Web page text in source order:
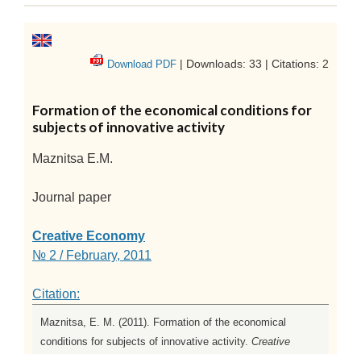
Download PDF | Downloads: 33 | Citations: 2
Formation of the economical conditions for
subjects of innovative activity
Maznitsa E.M.
Journal paper
Creative Economy
№ 2 / February, 2011
Citation:
Maznitsa, E. M. (2011). Formation of the economical
conditions for subjects of innovative activity. Creative